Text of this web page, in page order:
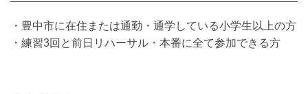
・豊中市に在住または通勤・通学している小学生以上の方
・練習3回と前日リハーサル・本番に全て参加できる方